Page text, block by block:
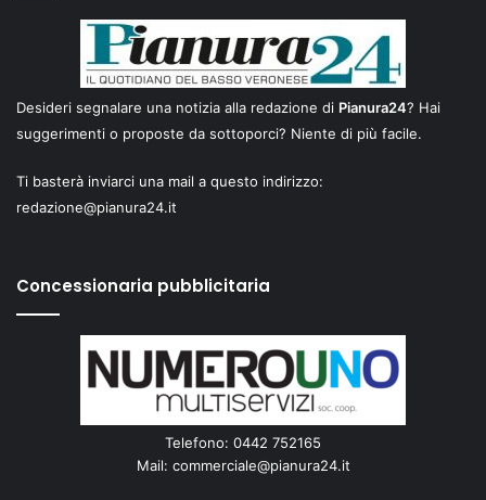
Desideri segnalare una notizia alla redazione di Pianura24? Hai
suggerimenti o proposte da sottoporci? Niente di più facile.
Ti basterà inviarci una mail a questo indirizzo:
redazione@pianura24.it
Concessionaria pubblicitaria
Telefono: 0442 752165
Mail: commerciale@pianura24.it